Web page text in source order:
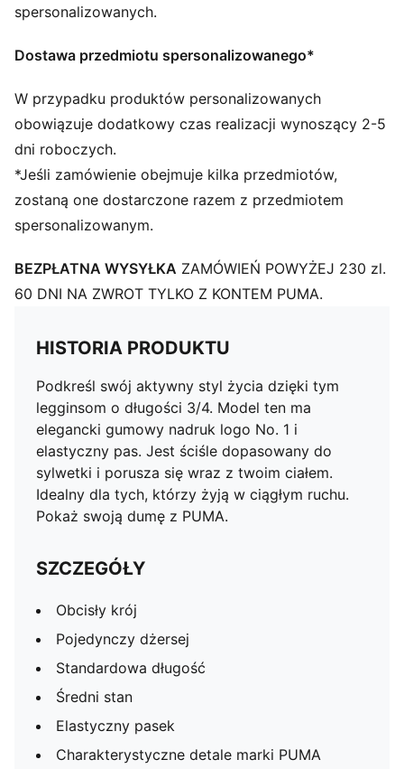
spersonalizowanych.
Dostawa przedmiotu spersonalizowanego*
W przypadku produktów personalizowanych
obowiązuje dodatkowy czas realizacji wynoszący 2-5
dni roboczych.
*Jeśli zamówienie obejmuje kilka przedmiotów,
zostaną one dostarczone razem z przedmiotem
spersonalizowanym.
BEZPŁATNA WYSYŁKA ZAMÓWIEŃ POWYŻEJ 230 zl.
60 DNI NA ZWROT TYLKO Z KONTEM PUMA.
HISTORIA PRODUKTU
Podkreśl swój aktywny styl życia dzięki tym
legginsom o długości 3/4. Model ten ma
elegancki gumowy nadruk logo No. 1 i
elastyczny pas. Jest ściśle dopasowany do
sylwetki i porusza się wraz z twoim ciałem.
Idealny dla tych, którzy żyją w ciągłym ruchu.
Pokaż swoją dumę z PUMA.
SZCZEGÓŁY
Obcisły krój
Pojedynczy dżersej
Standardowa długość
Średni stan
Elastyczny pasek
Charakterystyczne detale marki PUMA